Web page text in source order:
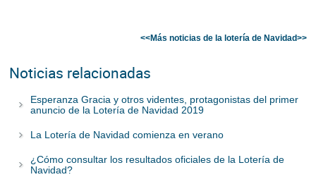
<<Más noticias de la lotería de Navidad>>
Noticias relacionadas
Esperanza Gracia y otros videntes, protagonistas del primer
anuncio de la Lotería de Navidad 2019
La Lotería de Navidad comienza en verano
¿Cómo consultar los resultados oficiales de la Lotería de
Navidad?